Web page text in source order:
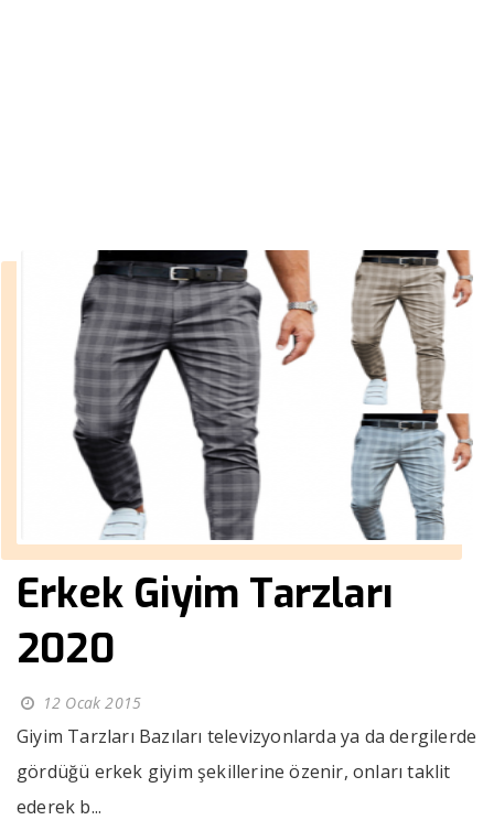
Erkek Giyim Tarzları
2020
12 Ocak 2015
Giyim Tarzları Bazıları televizyonlarda ya da dergilerde
gördüğü erkek giyim şekillerine özenir, onları taklit
ederek b...